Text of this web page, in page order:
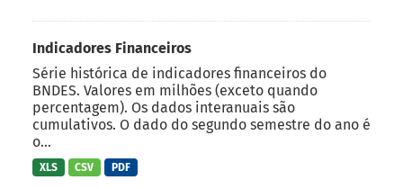
Indicadores Financeiros
Série histórica de indicadores financeiros do
BNDES. Valores em milhões (exceto quando
percentagem). Os dados interanuais são
cumulativos. O dado do segundo semestre do ano é
o...
XLS CSV PDF